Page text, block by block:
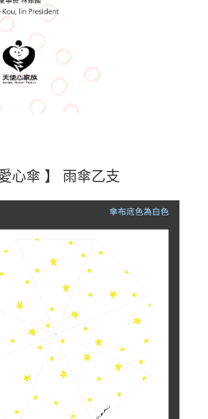
心傘 】 雨傘乙支